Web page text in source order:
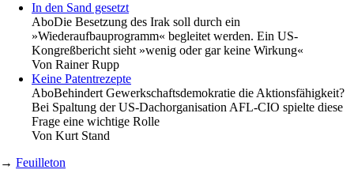
In den Sand gesetzt
AboDie Besetzung des Irak soll durch ein
»Wiederaufbauprogramm« begleitet werden. Ein US-
Kongreßbericht sieht »wenig oder gar keine Wirkung«
Von Rainer Rupp
Keine Patentrezepte
AboBehindert Gewerkschaftsdemokratie die Aktionsfähigkeit?
Bei Spaltung der US-Dachorganisation AFL-CIO spielte diese
Frage eine wichtige Rolle
Von Kurt Stand
→ Feuilleton